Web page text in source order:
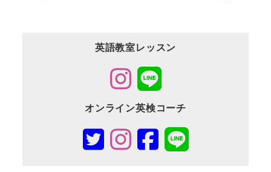
英語教室レッスン
オンライン英検コーチ